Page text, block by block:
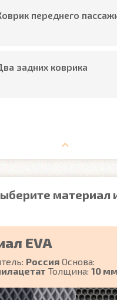
переднего
задних коврика
материал
EVA
Россия Основа:
Толщина: 10